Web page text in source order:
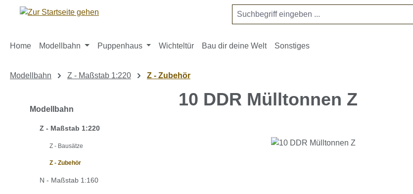
Hauptinhalt springen
Zur Suche springen
Zur Hauptnavigation springen
Home Modellbahn Puppenhaus Wichteltür Bau dir deine Welt Sonstiges
Modellbahn Z - Maßstab 1:220 Z - Zubehör
Modellbahn
Z - Maßstab 1:220
Z - Bausätze
Z - Zubehör
N - Maßstab 1:160
10 DDR Mülltonnen Z